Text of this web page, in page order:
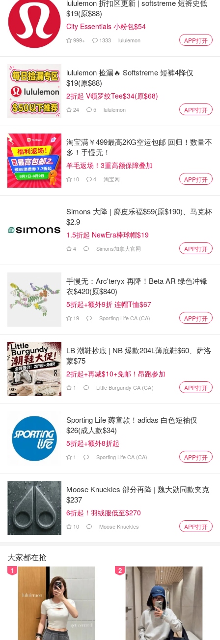
第三个频道 Learn To Draw
lululemon 折扣区更新 | softstreme 短裤史低
$19(原$88)
City Essentials 小粉包$54
999+ 1333 lululemon APP打开
lululemon 捡漏🔥 Softstreme 短裤4降仅
$19(原$88)
2折起 V领罗纹Tee$34(原$68)
24 5 lululemon APP打开
淘宝满￥499最高2KG空运包邮 回归！数量不
多！手慢无！
羊毛返场！3重高额保障叠加
10 4 淘宝网 APP打开
Simons 大降 | 麂皮乐福$59(原$190)、马克杯
$2.9
1.5折起 NewEra棒球帽$19
4 Simons加拿大官网 APP打开
手慢无：Arc'teryx 再降！Beta AR 绿色冲锋
衣$420(原$840)
5折起+额外9折 连帽T恤$67
19 Sporting Life CA (CA) APP打开
LB 潮鞋抄底 | NB 爆款204L薄底鞋$60、萨洛
蒙$75
2折起+再减$10+免邮！昂跑参加
1 Little Burgundy CA (CA） APP打开
Sporting Life 薅童款！adidas 白色短袖仅
$26(成人款$34)
5折起+额外8折起
1 Sporting Life CA (CA) APP打开
Moose Knuckles 部分再降 | 魏大勋同款夹克
$237
6折起！羽绒服低至$270
10 Moose Knuckles APP打开
大家都在抢
1 2